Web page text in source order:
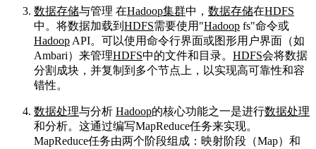
数据存储与管理 在Hadoop集群中， 数据存储在HDFS
中。将数据加载到 HDFS需要使用"Hadoop fs"命令或
Hadoop API。可以使用命令行界面或图形用户界面（如
Ambari）来管理HDFS中的文件和目录。 HDFS会将数据
分割成块，并复制到多个节点上，以实现高可靠性和容
错性。
数据处理与分析 Hadoop的核心功能之一是进行数据处理
和分析。这通过编写MapReduce任务来实现。
MapReduce任务由两个阶段组成：映射阶段（Map）和